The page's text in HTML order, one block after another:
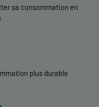
sa consommation en
plus durable